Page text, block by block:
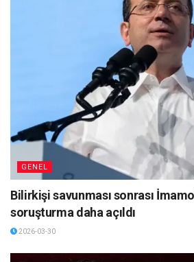
GENEL
Bilirkişi savunması sonrası
soruşturma daha açıldı
2026-03-30